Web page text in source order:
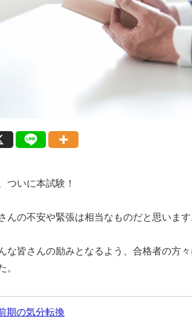
ついに本試験！
んの不安や緊張は相当なものだと思います
な皆さんの励みとなるよう、合格者の方
。
期の気分転換